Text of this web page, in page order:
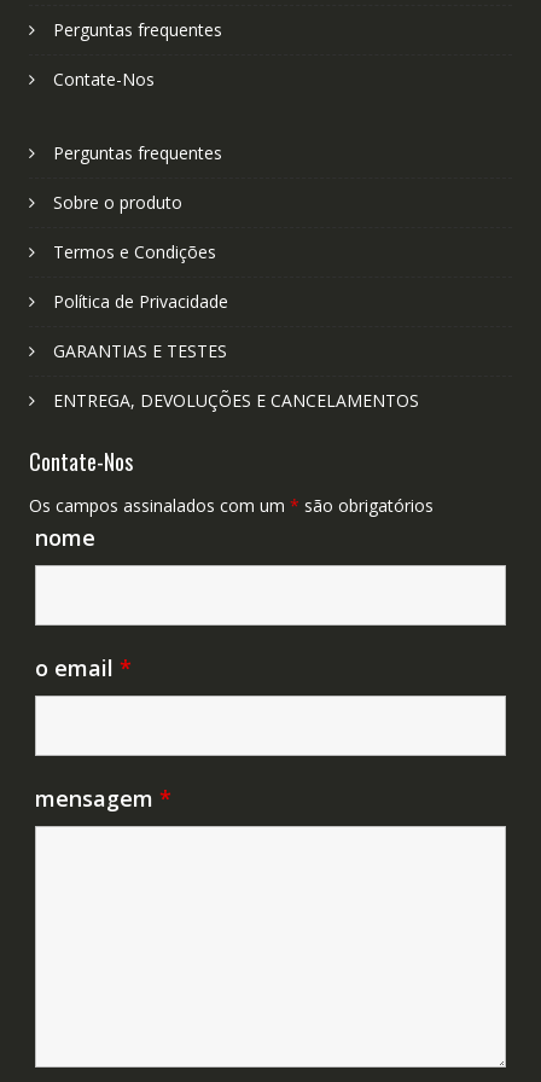
Perguntas frequentes
Contate-Nos
Perguntas frequentes
Sobre o produto
Termos e Condições
Política de Privacidade
GARANTIAS E TESTES
ENTREGA, DEVOLUÇÕES E CANCELAMENTOS
Contate-Nos
Os campos assinalados com um * são obrigatórios
nome
o email *
mensagem *